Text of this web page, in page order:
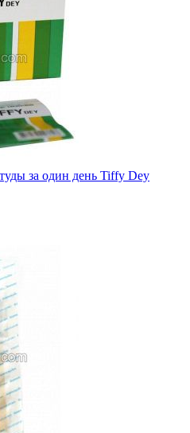
за один день Tiffy Dey